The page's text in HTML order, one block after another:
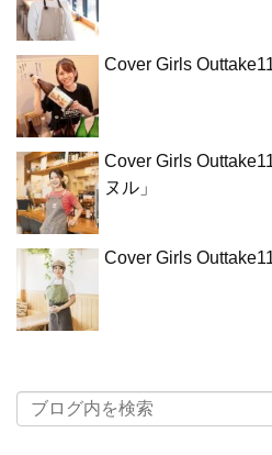
Cover Girls
Cover Girls
ヌル」
Cover Girls